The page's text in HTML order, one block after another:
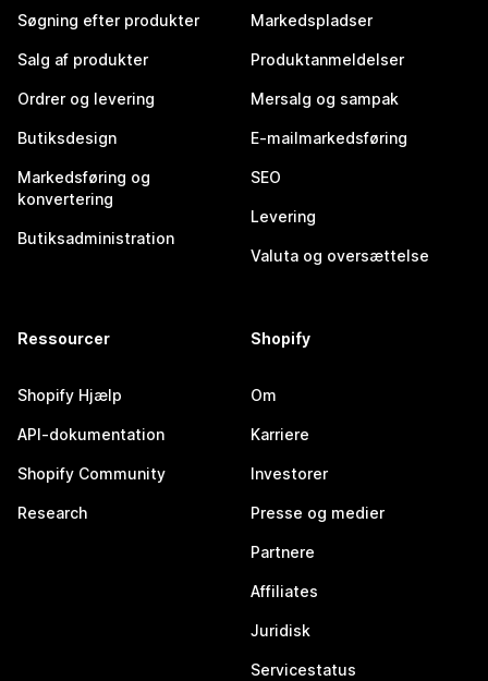
Søgning efter produkter
Salg af produkter
Ordrer og levering
Butiksdesign
Markedsføring og
konvertering
Butiksadministration
Markedspladser
Produktanmeldelser
Mersalg og sampak
E-mailmarkedsføring
SEO
Levering
Valuta og oversættelse
Ressourcer
Shopify Hjælp
API-dokumentation
Shopify Community
Research
Shopify
Om
Karriere
Investorer
Presse og medier
Partnere
Affiliates
Juridisk
Servicestatus